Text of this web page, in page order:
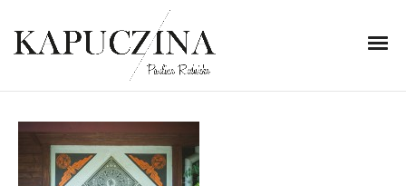
15 czerwca 2015
IMG_2591
Written by